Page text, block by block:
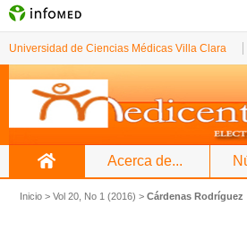
Universidad de Ciencias Médicas Villa Clara
Acerca de...
Inicio > Vol 20, No 1 (2016) > Cárdenas Rodríguez